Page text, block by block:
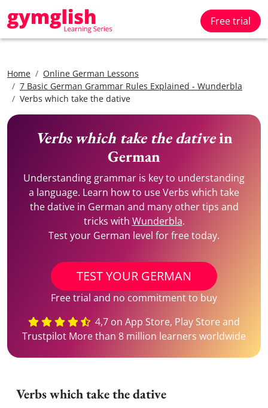
Free trial
Home
Online German Lessons
7 Basic German Grammar Rules Explained - Wunderbla
Verbs which take the dative
Verbs which take the dativein
German
Understanding grammar is key to understanding
a language. Learn how to use Verbs which take
the dative in German and many other tips and
tricks with Wunderbla.
Test your German level for free today.
TEST YOUR GERMAN
Free trial and no commitment to buy
4,7 on App Store, Play Store and
Trustpilot More than 8 million learners worldwide
Verbs which take the dative